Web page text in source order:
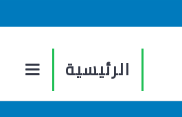
الرئيسية